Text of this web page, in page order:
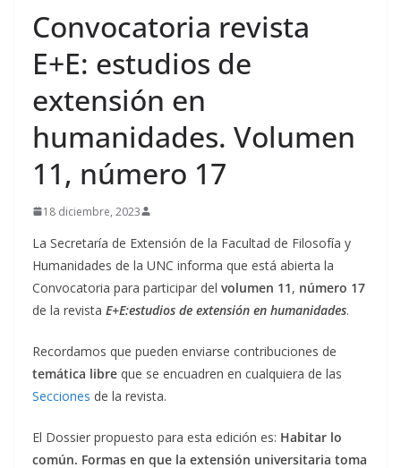
Convocatoria revista
E+E: estudios de
extensión en
humanidades. Volumen
11, número 17
18 diciembre, 2023
La Secretaría de Extensión de la Facultad de Filosofía y
Humanidades de la UNC informa que está abierta la
Convocatoria para participar del volumen 11, número 17
de la revista E+E:estudios de extensión en humanidades.
Recordamos que pueden enviarse contribuciones de
temática libre que se encuadren en cualquiera de las
Secciones de la revista.
El Dossier propuesto para esta edición es: Habitar lo
común. Formas en que la extensión universitaria toma